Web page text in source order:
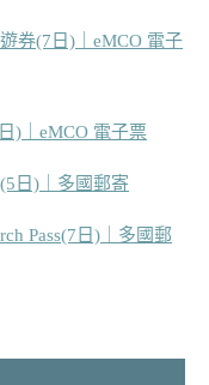
券(7日)｜eMCO 電子
)｜eMCO 電子票
日)｜多國郵寄
Pass(7日)｜多國郵